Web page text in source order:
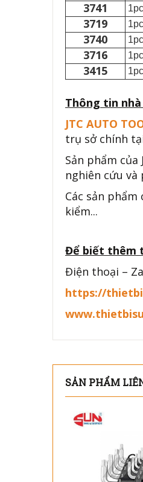
3741
3719
3740
3716
3415
Thông tin
JTC AUTO
trụ sở chính
Sản phẩm
nghiên cứu
Các sản
kiểm...
Để biết thêm
Điện thoại –
https://
SẢN PHẨM